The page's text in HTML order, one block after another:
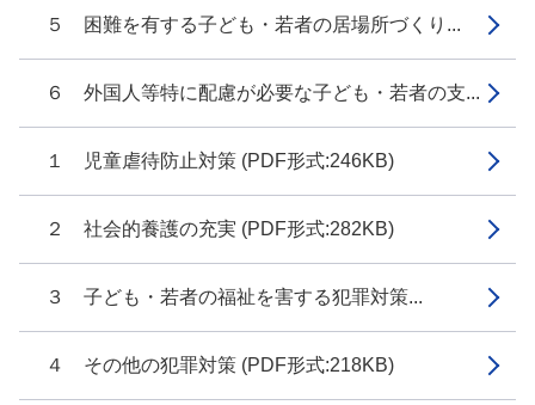
５ 困難を有する子ども・若者の居場所づくり...
６ 外国人等特に配慮が必要な子ども・若者の支...
１ 児童虐待防止対策 (PDF形式:246KB)
２ 社会的養護の充実 (PDF形式:282KB)
３ 子ども・若者の福祉を害する犯罪対策...
４ その他の犯罪対策 (PDF形式:218KB)